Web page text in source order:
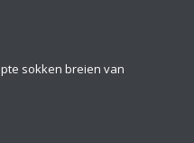
sokken breien van